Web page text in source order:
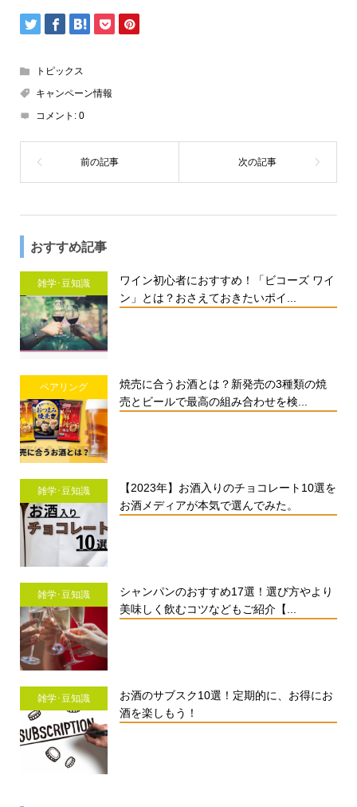
トピックス
キャンペーン情報
コメント: 0
おすすめ記事
雑学･豆知識
ワイン初心者におすすめ！「ビコーズ ワイ
ン」とは？おさえておきたいポイ...
ペアリング
焼売に合うお酒とは？新発売の3種類の焼
売とビールで最高の組み合わせを検...
雑学･豆知識
【2023年】お酒入りのチョコレート10選を
お酒メディアが本気で選んでみた。
雑学･豆知識
シャンパンのおすすめ17選！選び方やより
美味しく飲むコツなどもご紹介【...
雑学･豆知識
お酒のサブスク10選！定期的に、お得にお
酒を楽しもう！